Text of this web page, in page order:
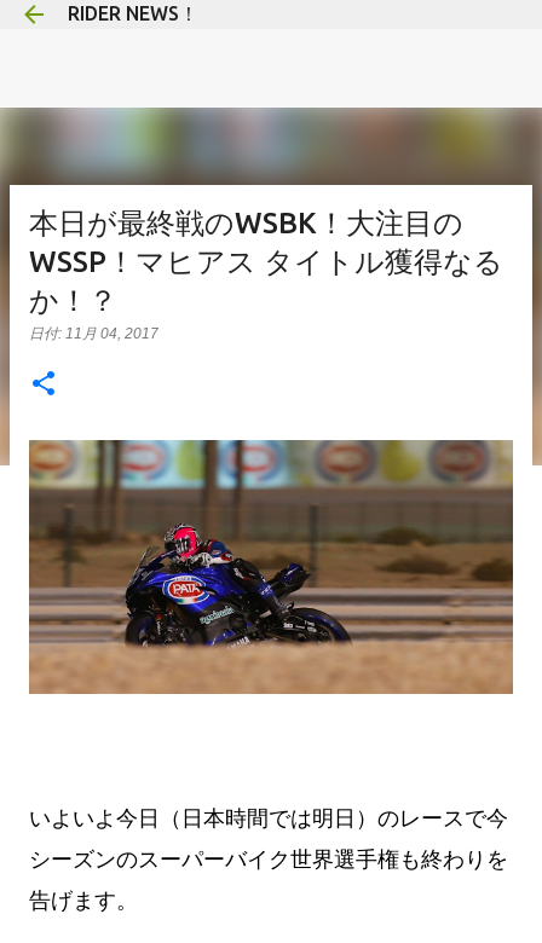
RIDER NEWS！
本日が最終戦のWSBK！大注目の
WSSP！マヒアス タイトル獲得なる
か！？
日付: 11月 04, 2017
いよいよ今日（日本時間では明日）のレースで今
シーズンのスーパーバイク世界選手権も終わりを
告げます。